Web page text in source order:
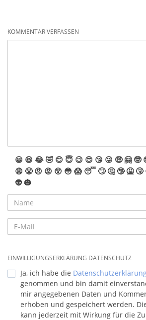
KOMMENTAR VERFASSEN
😀 😆 😂🤣 😊 😇 😉 😍 😘 😜 🤑 🤗 🤓
😩 😤 😠 😡 😲 😳 😱 😴 🙄 🤔 🤥 🤮 🤧
👽 🎃
EINWILLIGUNGSERKLÄRUNG DATENSCHUTZ
Ja, ich habe die
genommen und bin damit
mir angegebenen Daten und
erhoben und gespeichert werden.
kann jederzeit mit Wirkung für die